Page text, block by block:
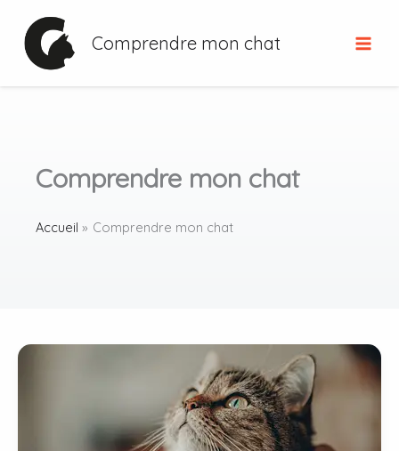
contenu
Comprendre mon chat
Comprendre mon chat
Accueil Comprendre mon chat